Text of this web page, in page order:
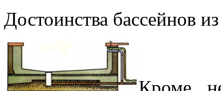
Достоинства бассейнов